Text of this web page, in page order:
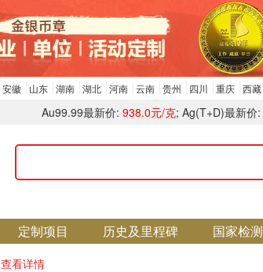
安徽 山东 湖南 湖北 河南 云南 贵州 四川 重庆 西藏
Au99.99最新价: 938.0元/克; Ag(T+D)最新价:
定制项目 历史及里程碑 国家检测
查看详情